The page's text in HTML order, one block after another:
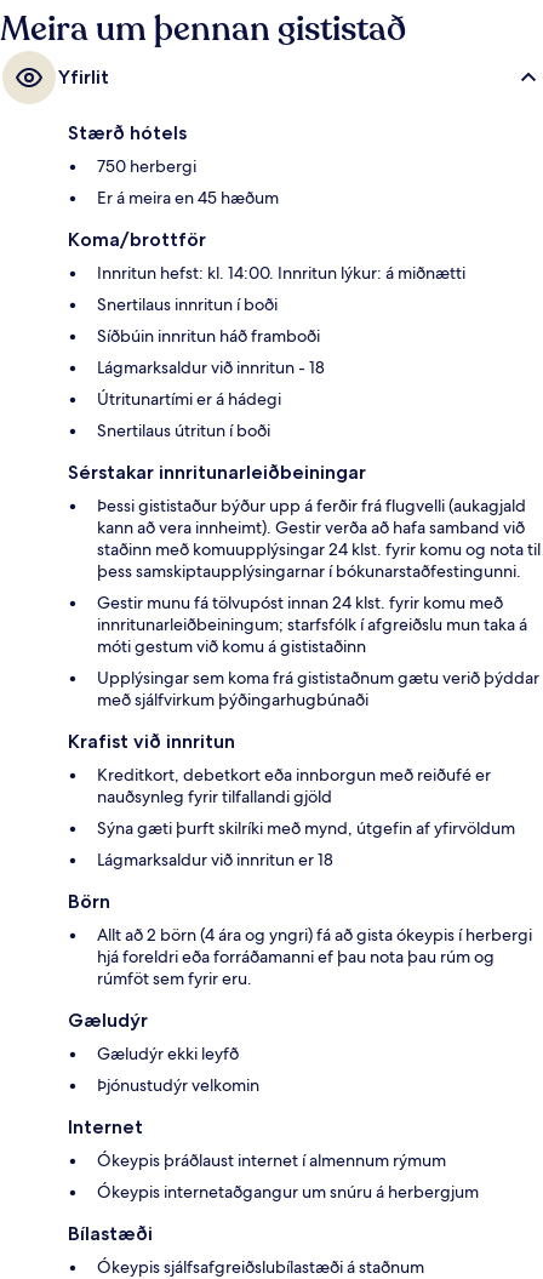
er í 9 mínútna göngufjarlægð og Mina Seyahi-sporvagnastoppistöðin í
12 mínútna.
Meira um þennan gististað
Yfirlit
Stærð hótels
750 herbergi
Er á meira en 45 hæðum
Koma/brottför
Innritun hefst: kl. 14:00. Innritun lýkur: á miðnætti
Snertilaus innritun í boði
Síðbúin innritun háð framboði
Lágmarksaldur við innritun - 18
Útritunartími er á hádegi
Snertilaus útritun í boði
Sérstakar innritunarleiðbeiningar
Þessi gististaður býður upp á ferðir frá flugvelli (aukagjald
kann að vera innheimt). Gestir verða að hafa samband við
staðinn með komuupplýsingar 24 klst. fyrir komu og nota til
þess samskiptaupplýsingarnar í bókunarstaðfestingunni.
Gestir munu fá tölvupóst innan 24 klst. fyrir komu með
innritunarleiðbeiningum; starfsfólk í afgreiðslu mun taka á
móti gestum við komu á gististaðinn
Upplýsingar sem koma frá gististaðnum gætu verið þýddar
með sjálfvirkum þýðingarhugbúnaði
Krafist við innritun
Kreditkort, debetkort eða innborgun með reiðufé er
nauðsynleg fyrir tilfallandi gjöld
Sýna gæti þurft skilríki með mynd, útgefin af yfirvöldum
Lágmarksaldur við innritun er 18
Börn
Allt að 2 börn (4 ára og yngri) fá að gista ókeypis í herbergi
hjá foreldri eða forráðamanni ef þau nota þau rúm og
rúmföt sem fyrir eru.
Gæludýr
Gæludýr ekki leyfð
Þjónustudýr velkomin
Internet
Ókeypis þráðlaust internet í almennum rýmum
Ókeypis internetaðgangur um snúru á herbergjum
Bílastæði
Ókeypis sjálfsafgreiðslubílastæði á staðnum